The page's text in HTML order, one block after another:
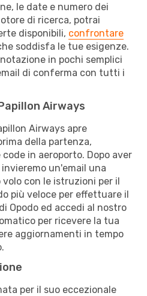
le date e numero dei
di ricerca, potrai
disponibili, confrontare
soddisfa le tue esigenze.
in pochi semplici
di conferma con tutti i
Airways
Airways apre
della partenza,
in aeroporto. Dopo aver
un'email una
con le istruzioni per il
più veloce per effettuare il
Opodo ed accedi al nostro
per ricevere la tua
aggiornamenti in tempo
per il suo eccezionale